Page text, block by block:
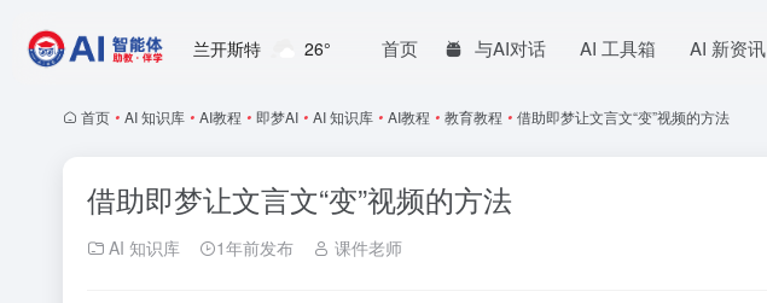
兰开斯特 26° 首页 与AI对话 AI 工具箱 AI 新资讯
首页 • AI 知识库 • AI教程 • 即梦AI • AI 知识库 • AI教程 • 教育教程 • 借助即梦让文言文“变”视频的方法
借助即梦让文言文“变”视频的方法
AI 知识库 1年前发布 课件老师